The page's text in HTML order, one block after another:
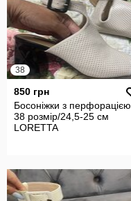
38
850 грн
Босоніжки з перфорацією
38 розмір/24,5-25 см
LORETTA